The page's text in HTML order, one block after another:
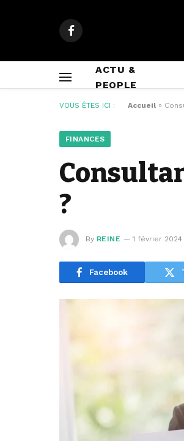
Facebook
ACTU &
PEOPLE
VOUS ÊTES ICI : Accueil »
FINANCES
?
By REINE 1 février 2024
Facebook